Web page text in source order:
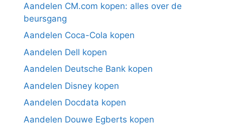
Aandelen CM.com kopen: alles over de
beursgang
Aandelen Coca-Cola kopen
Aandelen Dell kopen
Aandelen Deutsche Bank kopen
Aandelen Disney kopen
Aandelen Docdata kopen
Aandelen Douwe Egberts kopen